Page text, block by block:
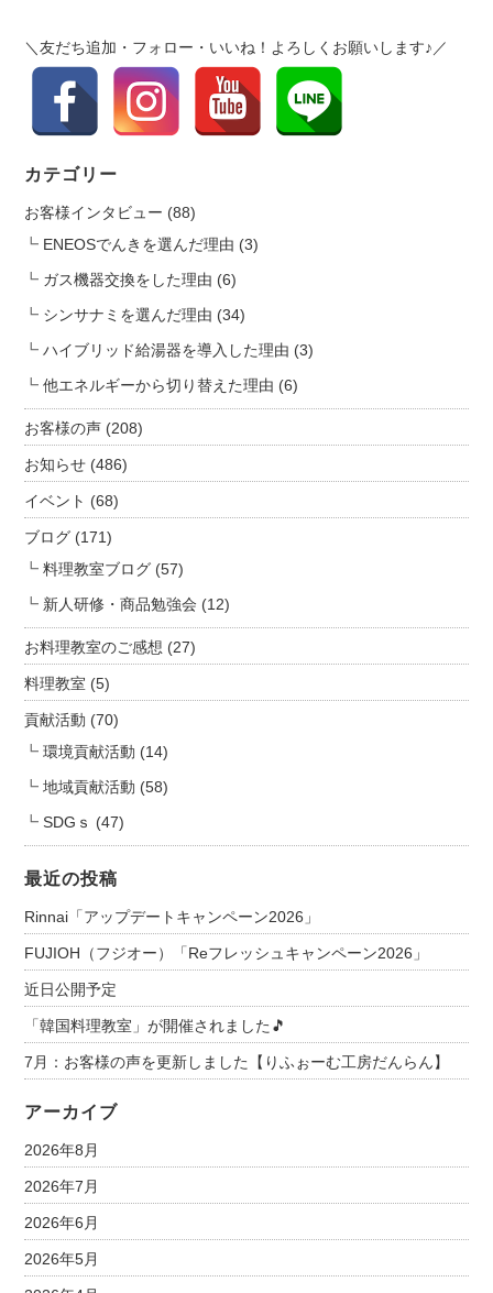
年
度）
協
致
し
た
は
a
o
＼友だち追加・フォロー・いいね！よろしくお願いします♪／
カテゴリー
お客様インタビュー (88)
ENEOSでんきを選んだ理由 (3)
ガス機器交換をした理由 (6)
シンサナミを選んだ理由 (34)
ハイブリッド給湯器を導入した理由 (3)
他エネルギーから切り替えた理由 (6)
お客様の声 (208)
お知らせ (486)
イベント (68)
ブログ (171)
料理教室ブログ (57)
新人研修・商品勉強会 (12)
お料理教室のご感想 (27)
料理教室 (5)
貢献活動 (70)
環境貢献活動 (14)
地域貢献活動 (58)
SDGｓ (47)
最近の投稿
Rinnai「アップデートキャンペーン2026」
FUJIOH（フジオー）「Reフレッシュキャンペーン2026」
近日公開予定
「韓国料理教室」が開催されました🎵
7月：お客様の声を更新しました【りふぉーむ工房だんらん】
アーカイブ
2026年8月
2026年7月
2026年6月
2026年5月